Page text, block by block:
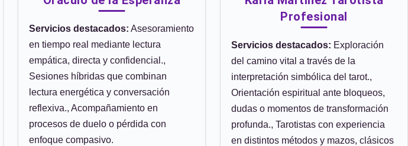
Servicios destacados: Asesoramiento
en tiempo real mediante lectura
empática, directa y confidencial.,
Sesiones híbridas que combinan
lectura energética y conversación
reflexiva., Acompañamiento en
procesos de duelo o pérdida con
enfoque compasivo.
Profesional
Servicios destacados: Exploración
del camino vital a través de la
interpretación simbólica del tarot.,
Orientación espiritual ante bloqueos,
dudas o momentos de transformación
profunda., Tarotistas con experiencia
en distintos métodos y mazos, clásicos